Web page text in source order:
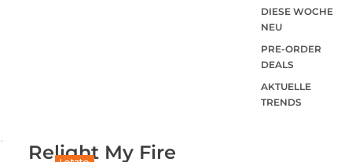
DIESE WOCHE
NEU
PRE-ORDER
DEALS
AKTUELLE
TRENDS
Relight My Fire